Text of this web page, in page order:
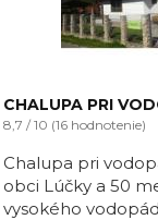
CHALUPA PRI
8,7 / 10 (16 hodnotenie)
Chalupa pri
obci Lúčky a 50
vysokého